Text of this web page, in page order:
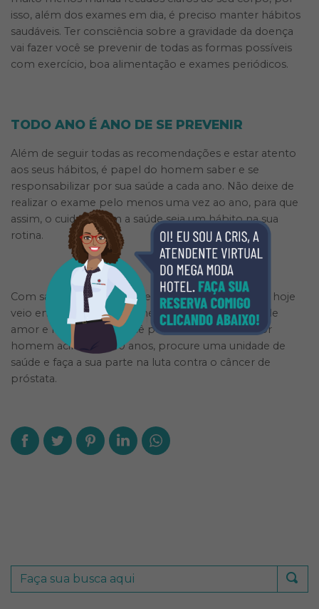
isso, além dos exames em dia, é preciso manter hábitos
saudáveis. Ter consciência sobre a gravidade da doença
vai fazer você se prevenir de todas as formas possíveis
com exercício, boa alimentação e exames periódicos.
TODO ANO É ANO DE SE PREVENIR
Além de seguir todas as recomendações e estar atento
aos seus hábitos, é papel do homem saber e se
responsabilizar por sua saúde a cada ano. Não deixe de
realizar o exame pelo menos uma vez ao ano, para que
assim, o cuidado com a saúde seja um hábito na sua
rotina.
Com saúde não se brinca e foi isso que o artigo de hoje
veio ensinar: cuidar de si mesmo é a maior prova de
amor e respeito que você pode se dar. Se você for
homem acima dos 40 anos, procure uma unidade de
saúde e faça a sua parte na luta contra o câncer de
próstata.